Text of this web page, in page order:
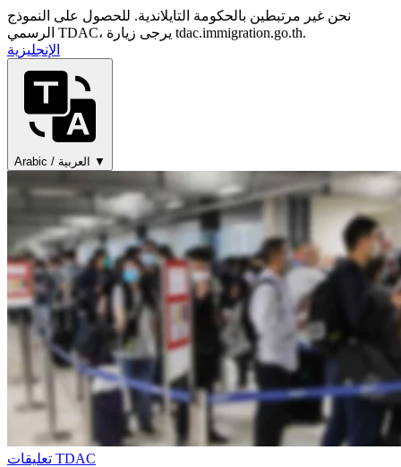
نحن غير مرتبطين بالحكومة التايلاندية. للحصول على النموذج
الرسمي TDAC، يرجى زيارة tdac.immigration.go.th.
الإنجليزية
Arabic / العربية ▼
تعليقات TDAC